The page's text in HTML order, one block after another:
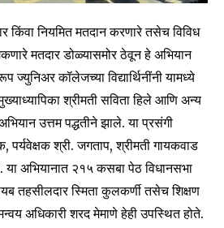
of
and be part of the
your email address on our website
किंवा नियमित मतदान करणारे तसेच विविध
मतदार डोळ्यासमोर ठेवून हे अभियान
ज्युनिअर कॉलेजच्या विद्यार्थिनींनी यामध्ये
श्रीमती सविता हिले आणि अन्य
उत्तम पद्धतीने झाले. या प्रसंगी
पर्यवेक्षक श्री. जगताप, श्रीमती गायकवाड
या अभियानात २१५ कसबा पेठ विधानसभा
तहसीलदार स्मिता कुलकर्णी तसेच शिक्षण
अधिकारी शरद मेमाणे हेही उपस्थित होते.